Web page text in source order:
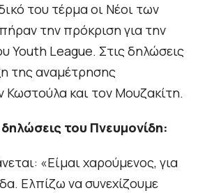
του τέρμα οι Νέοι των
την πρόκριση για την
Youth League. Στις δηλώσεις
της αναμέτρησης
Κωστούλα και τον Μουζακίτη.
του Πνευμονίδη:
«Είμαι χαρούμενος, για
Ελπίζω να συνεχίζουμε